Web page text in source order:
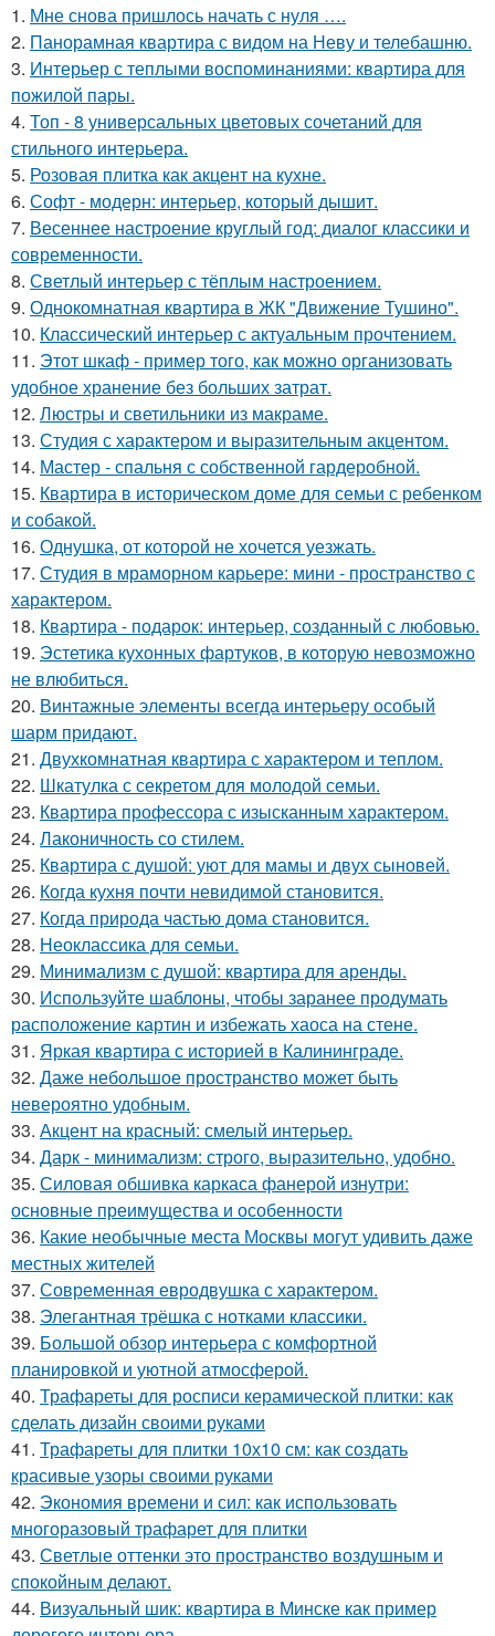
1. Мне снова пришлось начать с нуля ….
2. Панорамная квартира с видом на Неву и телебашню.
3. Интерьер с теплыми воспоминаниями: квартира для
пожилой пары.
4. Топ - 8 универсальных цветовых сочетаний для
стильного интерьера.
5. Розовая плитка как акцент на кухне.
6. Софт - модерн: интерьер, который дышит.
7. Весеннее настроение круглый год: диалог классики и
современности.
8. Светлый интерьер с тёплым настроением.
9. Однокомнатная квартира в ЖК "Движение Тушино".
10. Классический интерьер с актуальным прочтением.
11. Этот шкаф - пример того, как можно организовать
удобное хранение без больших затрат.
12. Люстры и светильники из макраме.
13. Студия с характером и выразительным акцентом.
14. Мастер - спальня с собственной гардеробной.
15. Квартира в историческом доме для семьи с ребенком
и собакой.
16. Однушка, от которой не хочется уезжать.
17. Студия в мраморном карьере: мини - пространство с
характером.
18. Квартира - подарок: интерьер, созданный с любовью.
19. Эстетика кухонных фартуков, в которую невозможно
не влюбиться.
20. Винтажные элементы всегда интерьеру особый
шарм придают.
21. Двухкомнатная квартира с характером и теплом.
22. Шкатулка с секретом для молодой семьи.
23. Квартира профессора с изысканным характером.
24. Лаконичность со стилем.
25. Квартира с душой: уют для мамы и двух сыновей.
26. Когда кухня почти невидимой становится.
27. Когда природа частью дома становится.
28. Неоклассика для семьи.
29. Минимализм с душой: квартира для аренды.
30. Используйте шаблоны, чтобы заранее продумать
расположение картин и избежать хаоса на стене.
31. Яркая квартира с историей в Калининграде.
32. Даже небольшое пространство может быть
невероятно удобным.
33. Акцент на красный: смелый интерьер.
34. Дарк - минимализм: строго, выразительно, удобно.
35. Силовая обшивка каркаса фанерой изнутри:
основные преимущества и особенности
36. Какие необычные места Москвы могут удивить даже
местных жителей
37. Современная евродвушка с характером.
38. Элегантная трёшка с нотками классики.
39. Большой обзор интерьера с комфортной
планировкой и уютной атмосферой.
40. Трафареты для росписи керамической плитки: как
сделать дизайн своими руками
41. Трафареты для плитки 10х10 см: как создать
красивые узоры своими руками
42. Экономия времени и сил: как использовать
многоразовый трафарет для плитки
43. Светлые оттенки это пространство воздушным и
спокойным делают.
44. Визуальный шик: квартира в Минске как пример